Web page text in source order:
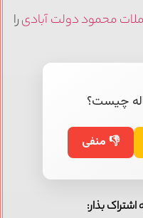
محمود دولت آبادیرا
چیست؟
👎 منفی
بذار: